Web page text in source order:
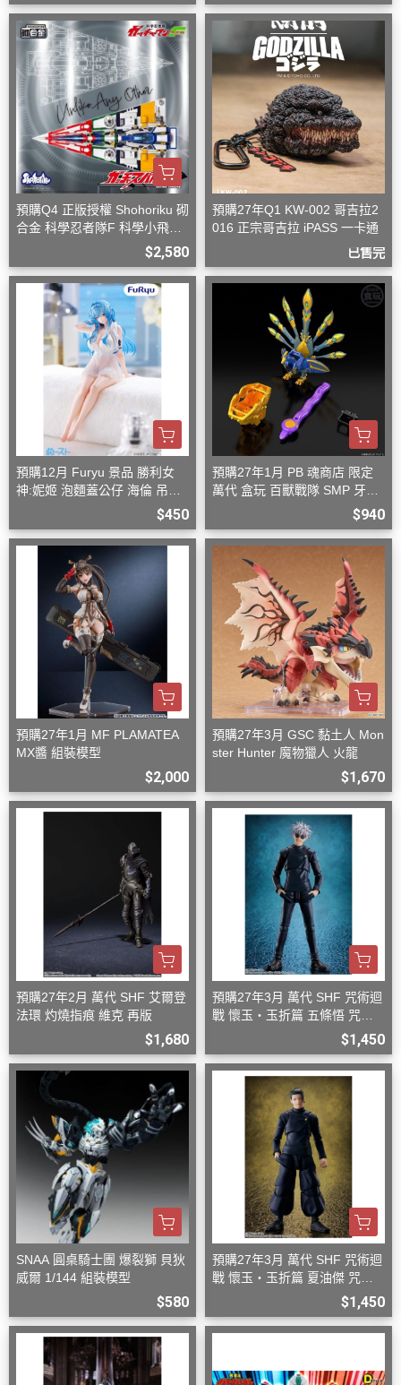
預購Q4 正版授權 Shohoriku 砌
合金 科學忍者隊F 科學小飛俠
$2,580
預購27年Q1 KW-002 哥吉拉2
016 正宗哥吉拉 iPASS 一卡通
已售完
預購12月 Furyu 景品 勝利女
神:妮姬 泡麵蓋公仔 海倫 吊帶
$450
預購27年1月 PB 魂商店 限定
萬代 盒玩 百獸戰隊 SMP 牙吠
$940
預購27年1月 MF PLAMATEA
MX醬 組裝模型
$2,000
預購27年3月 GSC 黏土人 Mon
ster Hunter 魔物獵人 火龍
$1,670
預購27年2月 萬代 SHF 艾爾登
法環 灼燒指痕 維克 再版
$1,680
預購27年3月 萬代 SHF 咒術迴
戰 懷玉‧玉折篇 五條悟 咒術
$1,450
SNAA 圓桌騎士團 爆裂獅 貝狄
威爾 1/144 組裝模型
$580
預購27年3月 萬代 SHF 咒術迴
戰 懷玉‧玉折篇 夏油傑 咒術
$1,450